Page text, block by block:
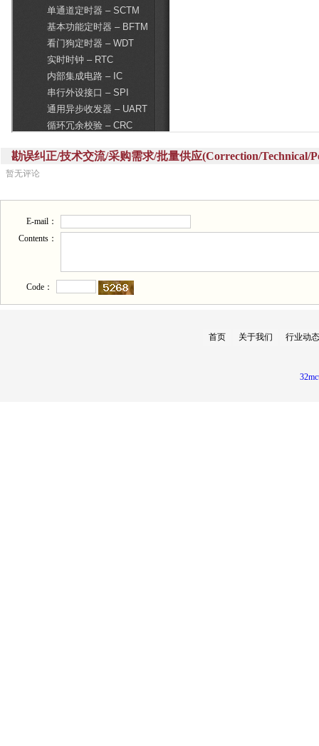
勘误纠正/技术交流/采购需求/批量供应(Correction/Technical/
暂无评论
E-mail：
Contents：
Code：
首页 关于我们 行业动态